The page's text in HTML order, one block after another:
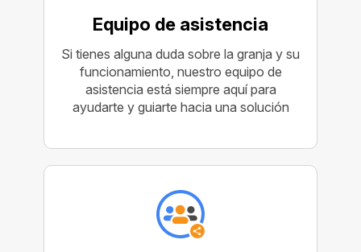
Equipo de asistencia
Si tienes alguna duda sobre la granja y su
funcionamiento, nuestro equipo de
asistencia está siempre aquí para
ayudarte y guiarte hacia una solución